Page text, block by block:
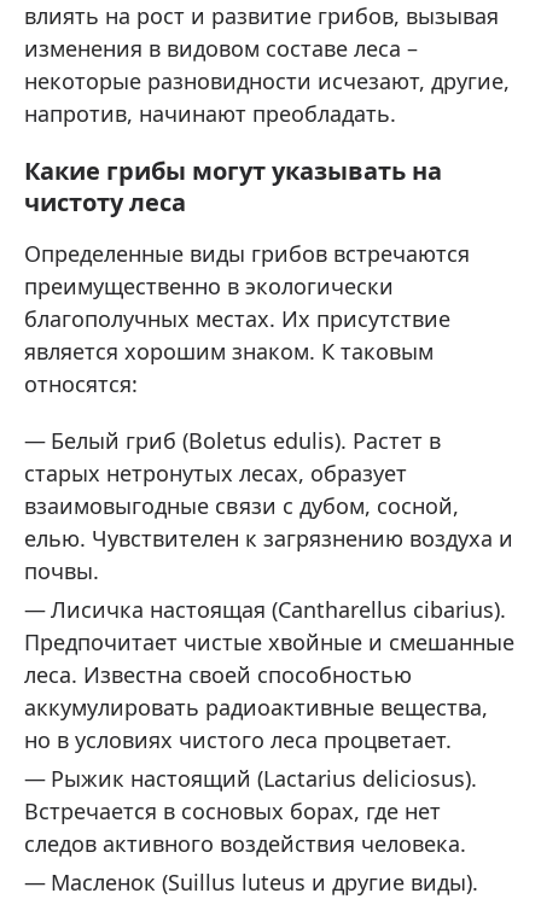
влиять на рост и развитие грибов, вызывая
изменения в видовом составе леса –
некоторые разновидности исчезают, другие,
напротив, начинают преобладать.
Какие грибы могут указывать на
чистоту леса
Определенные виды грибов встречаются
преимущественно в экологически
благополучных местах. Их присутствие
является хорошим знаком. К таковым
относятся:
Белый гриб (Boletus edulis). Растет в
старых нетронутых лесах, образует
взаимовыгодные связи с дубом, сосной,
елью. Чувствителен к загрязнению воздуха и
почвы.
Лисичка настоящая (Cantharellus cibarius).
Предпочитает чистые хвойные и смешанные
леса. Известна своей способностью
аккумулировать радиоактивные вещества,
но в условиях чистого леса процветает.
Рыжик настоящий (Lactarius deliciosus).
Встречается в сосновых борах, где нет
следов активного воздействия человека.
Масленок (Suillus luteus и другие виды).